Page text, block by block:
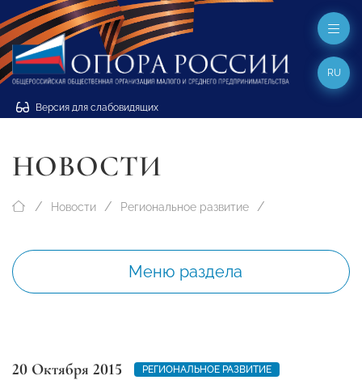
Версия для слабовидящих
RU
НОВОСТИ
Новости Региональное развитие
Меню раздела
20 Октября 2015 РЕГИОНАЛЬНОЕ РАЗВИТИЕ